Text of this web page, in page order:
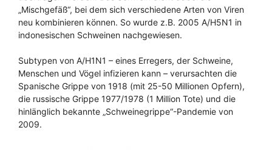
„Mischgefäß“, bei dem sich verschiedene Arten von Viren
neu kombinieren können. So wurde z.B. 2005 A/H5N1 in
indonesischen Schweinen nachgewiesen.
Subtypen von A/H1N1 – eines Erregers, der Schweine,
Menschen und Vögel infizieren kann – verursachten die
Spanische Grippe von 1918 (mit 25-50 Millionen Opfern),
die russische Grippe 1977/1978 (1 Million Tote) und die
hinlänglich bekannte „Schweinegrippe“-Pandemie von
2009.